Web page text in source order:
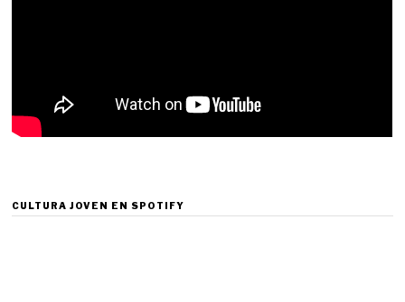
CULTURA JOVEN EN SPOTIFY